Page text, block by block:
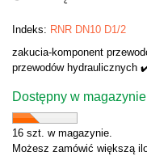
Indeks: RNR DN10 D1/2
zakucia-komponent
przewodów hydraulicznych
Dostępny w
16 szt. w magazynie.
Możesz zamówić większą